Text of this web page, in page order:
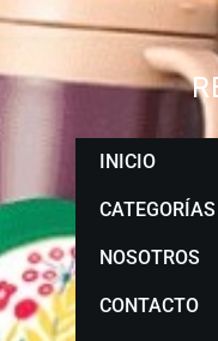
INICIO
CATEGORÍAS
NOSOTROS
CONTACTO